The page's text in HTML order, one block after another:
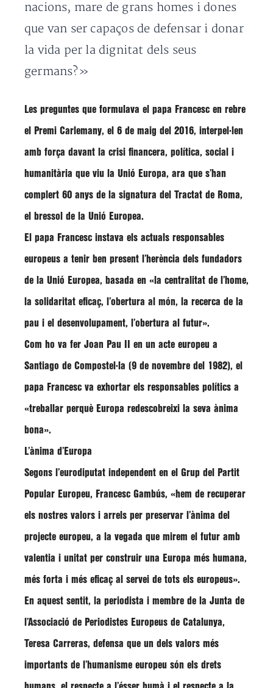
nacions, mare de grans homes i dones
que van ser capaços de defensar i donar
la vida per la dignitat dels seus
germans?»
Les preguntes que formulava el papa Francesc en rebre
el Premi Carlemany, el 6 de maig del 2016, interpel·len
amb força davant la crisi financera, política, social i
humanitària que viu la Unió Europa, ara que s’han
complert 60 anys de la signatura del Tractat de Roma,
el bressol de la Unió Europea.
El papa Francesc instava els actuals responsables
europeus a tenir ben present l’herència dels fundadors
de la Unió Europea, basada en «la centralitat de l’home,
la solidaritat eficaç, l’obertura al món, la recerca de la
pau i el desenvolupament, l’obertura al futur».
Com ho va fer Joan Pau II en un acte europeu a
Santiago de Compostel·la (9 de novembre del 1982), el
papa Francesc va exhortar els responsables polítics a
«treballar perquè Europa redescobreixi la seva ànima
bona».
L’ànima d’Europa
Segons l’eurodiputat independent en el Grup del Partit
Popular Europeu, Francesc Gambús, «hem de recuperar
els nostres valors i arrels per preservar l’ànima del
projecte europeu, a la vegada que mirem el futur amb
valentia i unitat per construir una Europa més humana,
més forta i més eficaç al servei de tots els europeus».
En aquest sentit, la periodista i membre de la Junta de
l’Associació de Periodistes Europeus de Catalunya,
Teresa Carreras, defensa que un dels valors més
importants de l’humanisme europeu són els drets